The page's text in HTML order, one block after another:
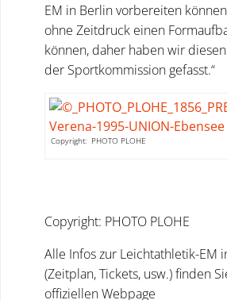
EM in Berlin vorbereiten
ohne Zeitdruck einen
können, daher haben wir
der Sportkommission gefasst.“
Copyright: PHOTO PLOHE
Copyright: PHOTO PLOHE
Alle Infos zur Leichtathletik-EM
(Zeitplan, Tickets, usw.) finden
offiziellen Webpage